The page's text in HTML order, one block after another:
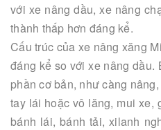
với xe nâng dầu, xe nâng
thành thấp hơn đáng kể.
Cấu trúc của xe nâng xăng
đáng kể so với xe nâng dầu.
phần cơ bản, như càng
tay lái hoặc vô lăng, mui xe,
bánh lái, bánh tải, xilanh